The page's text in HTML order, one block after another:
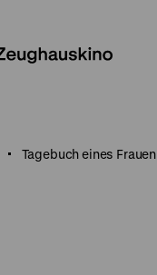
Tagebuch eines